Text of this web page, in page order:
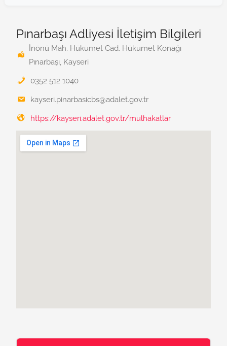
Pınarbaşı Adliyesi İletişim Bilgileri
İnönü Mah. Hükümet Cad. Hükümet Konağı
Pınarbaşı, Kayseri
0352 512 1040
kayseri.pinarbasicbs@adalet.gov.tr
https://kayseri.adalet.gov.tr/mulhakatlar